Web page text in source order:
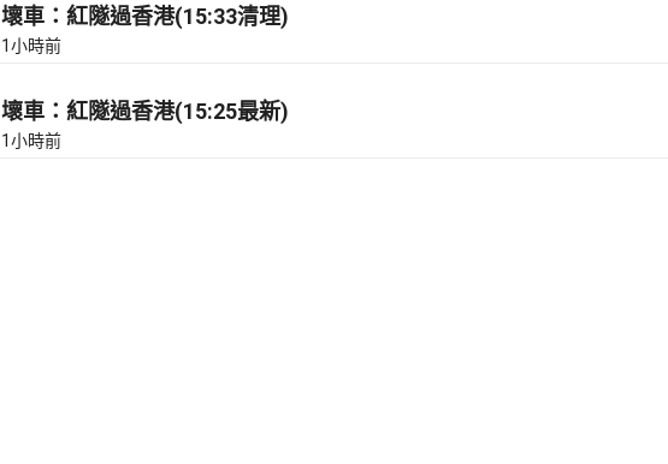
壞車：紅隧過香港(15:33清理)
1小時前
壞車：紅隧過香港(15:25最新)
1小時前